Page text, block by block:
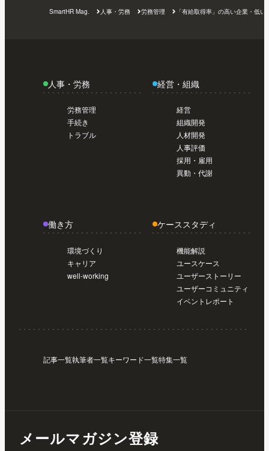
トライアル編【初めてのSmartHR #01】
今
日から使い始めたい人のスタートガイド /
導入前準備編【初めてのSmartHR #02】
導入前準備編【初めてのSmartHR #02】
SmartHR Mag. 人事・労務 労務管理 「有給取得率」の高い企業・低
人事・労務
労務管理
手続き
トラブル
経営・組織
経営
組織開発
人材開発
人事評価
採用・雇用
異動・代謝
働き方
環境づくり
キャリア
well-working
ケーススタディ
機能解説
ユースケース
ユーザーストーリー
ユーザーコミュニティ
イベントレポート
記事一覧執筆者一覧キーワード一覧特集一覧
メールマガジン登録